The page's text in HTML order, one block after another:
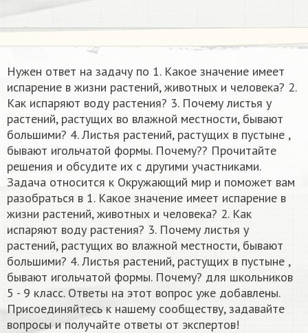
Нужен ответ на задачу по 1. Какое значение имеет
испарение в жизни растений, животных и человека? 2.
Как испаряют воду растения? 3. Почему листья у
растений, растущих во влажной местности, бывают
большими? 4. Листья растений, растущих в пустыне ,
бывают игольчатой формы. Почему?​? Прочитайте
решения и обсудите их с другими участниками.
Задача относится к Окружающий мир и поможет вам
разобраться в 1. Какое значение имеет испарение в
жизни растений, животных и человека? 2. Как
испаряют воду растения? 3. Почему листья у
растений, растущих во влажной местности, бывают
большими? 4. Листья растений, растущих в пустыне ,
бывают игольчатой формы. Почему?​ для школьников
5 - 9 класс. Ответы на этот вопрос уже добавлены.
Присоединяйтесь к нашему сообществу, задавайте
вопросы и получайте ответы от экспертов!